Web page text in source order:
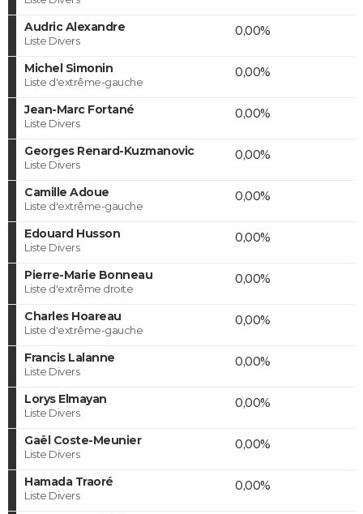
Audric Alexandre
Liste Divers
0,00%
Michel Simonin
Liste d'extrême-gauche
0,00%
Jean-Marc Fortané
Liste Divers
0,00%
Georges Renard-Kuzmanovic
Liste Divers
0,00%
Camille Adoue
Liste d'extrême-gauche
0,00%
Edouard Husson
Liste Divers
0,00%
Pierre-Marie Bonneau
Liste d'extrême droite
0,00%
Charles Hoareau
Liste d'extrême-gauche
0,00%
Francis Lalanne
Liste Divers
0,00%
Lorys Elmayan
Liste Divers
0,00%
Gaël Coste-Meunier
Liste Divers
0,00%
Hamada Traoré
Liste Divers
0,00%